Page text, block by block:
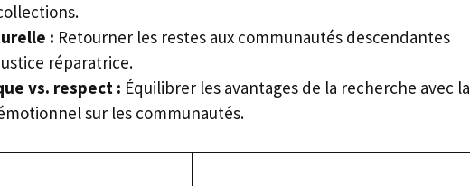
: Retourner les restes aux communautés descendantes
réparatrice.
vs. respect : Équilibrer les avantages de la recherche avec la
sur les communautés.